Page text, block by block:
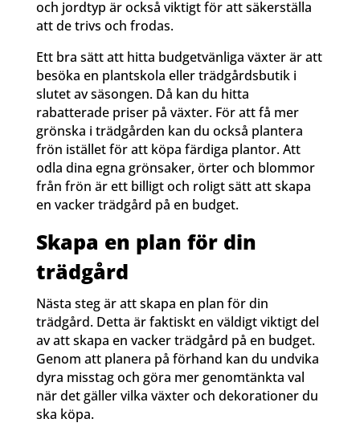
och jordtyp är också viktigt för att säkerställa
att de trivs och frodas.
Ett bra sätt att hitta budgetvänliga växter är att
besöka en plantskola eller trädgårdsbutik i
slutet av säsongen. Då kan du hitta
rabatterade priser på växter. För att få mer
grönska i trädgården kan du också plantera
frön istället för att köpa färdiga plantor. Att
odla dina egna grönsaker, örter och blommor
från frön är ett billigt och roligt sätt att skapa
en vacker trädgård på en budget.
Skapa en plan för din
trädgård
Nästa steg är att skapa en plan för din
trädgård. Detta är faktiskt en väldigt viktigt del
av att skapa en vacker trädgård på en budget.
Genom att planera på förhand kan du undvika
dyra misstag och göra mer genomtänkta val
när det gäller vilka växter och dekorationer du
ska köpa.